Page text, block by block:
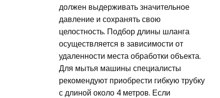
должен выдерживать значительное
давление и сохранять свою
целостность. Подбор длины шланга
осуществляется в зависимости от
удаленности места обработки объекта.
Для мытья машины специалисты
рекомендуют приобрести гибкую трубку
с длиной около 4 метров. Если